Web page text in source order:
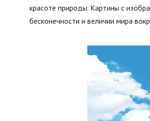
красоте природы. Картины с
бесконечности и величии мира